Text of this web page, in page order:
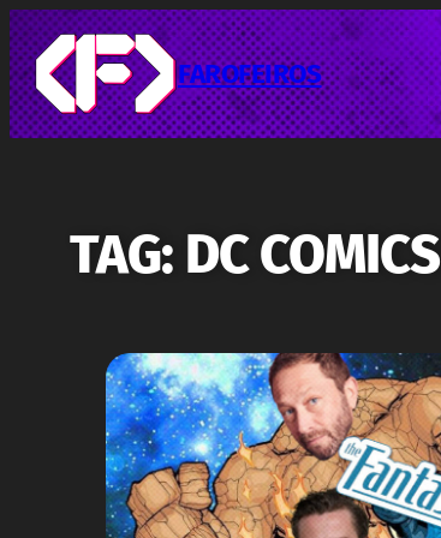
Pular
para
o
conteúdo
FAROFEIROS
TAG: DC COMICS